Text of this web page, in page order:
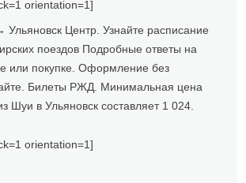
orientation=1]
Центр. Узнайте расписание
поездов Подробные ответы на
или покупке. Оформление без
Билеты РЖД. Минимальная цена
Шуи в Ульяновск составляет 1 024.
orientation=1]